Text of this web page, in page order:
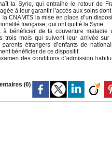
la Syrie, qui entraîne le retour de
à leur garantir l’accès aux soins
CNAMTS la mise en place d’un
française, qui ont quitté la Syrie.
bénéficier de la couverture
trois mois qui suivent leur arrivée
étrangers d’enfants de
bénéficier de ce dispositif.
des conditions d’admission
(0)